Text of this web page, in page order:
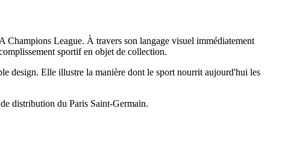
Champions League. À travers son langage visuel immédiatement
sportif en objet de collection.
design. Elle illustre la manière dont le sport nourrit aujourd'hui les
distribution du Paris Saint-Germain.